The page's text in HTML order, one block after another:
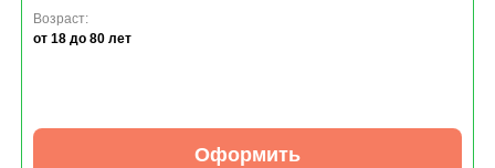
Возраст:
от 18 до 80 лет
Оформить